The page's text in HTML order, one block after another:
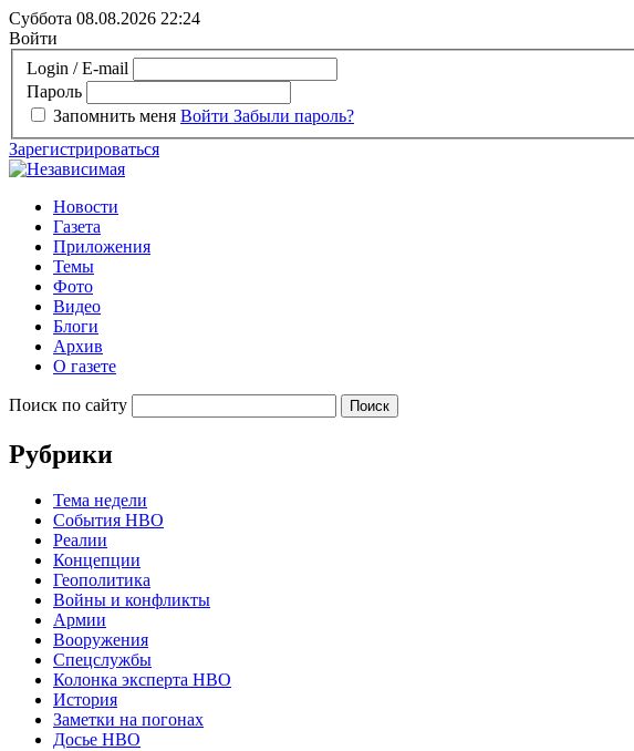
Суббота 08.08.2026 22:24
Войти
Login / E-mail
Пароль
Запомнить меня Войти Забыли пароль?
Зарегистрироваться
Новости
Газета
Приложения
Темы
Фото
Видео
Блоги
Архив
О газете
Поиск по сайту
Рубрики
Тема недели
События НВО
Реалии
Концепции
Геополитика
Войны и конфликты
Армии
Вооружения
Спецслужбы
Колонка эксперта НВО
История
Заметки на погонах
Досье НВО